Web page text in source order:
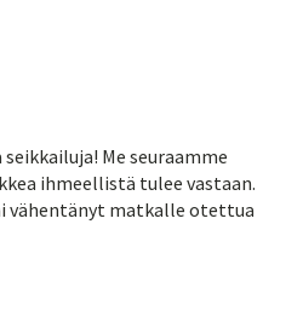
Me seuraamme
ihmeellistä tulee vastaan.
vähentänyt matkalle otettua